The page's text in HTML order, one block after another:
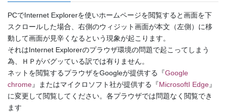
PCでInternet Explorerを使いホームページを閲覧すると画面を下
スクロールした場合、右側のウィジット画面が本文（左側）に移
動して画面が見辛くなるという現象が起こります。
それはInternet Explorerのプラウザ環境の問題で起こってしまう
為、ＨＰがバグッている訳では有りません。
ネットを閲覧するプラウザをGoogleが提供する『Google
chrome』またはマイクロソフト社が提供する『MicrosoftI Edge』
に変更して閲覧してください。各プラウザでは問題なく閲覧でき
ます